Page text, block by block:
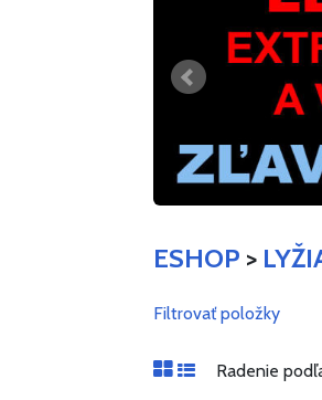
ESHOP >
Filtrovať položky
Radenie